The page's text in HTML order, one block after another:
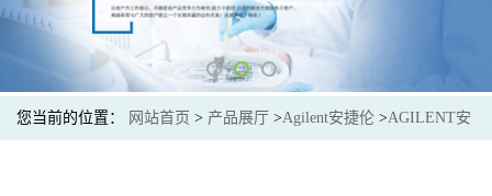
您当前的位置： 网站首页 > 产品展厅 >Agilent安捷伦 >AGILENT安